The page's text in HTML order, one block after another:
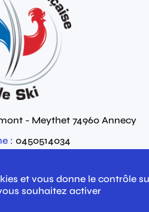
- Meythet 74960 Annecy
: 0450514034
et vous donne le contrôle
souhaitez activer